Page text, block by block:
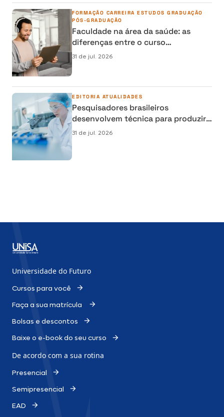
FORMAÇÃO CARREIRA ESTUDOS GRADUAÇÃO
PÓS-GRADUAÇÃO
Faculdade na área da saúde: as
diferenças entre o curso
semipresencial, presencial e EAD
31 de jul. 2026
EDITORIA ATUALIDADES
Pesquisadores brasileiros
desenvolvem técnica para produzir
osso humano em laboratório e
31 de jul. 2026
Universidade do Futuro
Cursos para você
Faça a sua matrícula
Bolsas e descontos
Baixe o e-book do seu curso
De acordo com a sua rotina
Presencial
Semipresencial
EAD